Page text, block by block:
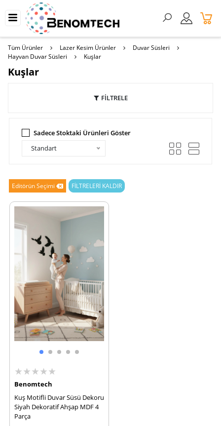
Tüm Ürünler Lazer Kesim Ürünler
Duvar Süsleri
Hayvan Duvar Süsleri
Kuşlar
Kuşlar
FİLTRELE
Sadece Stoktaki Ürünleri Göster
Standart
Editörün Seçimi FİLTRELERİ KALDIR
★★★★★
Benomtech
Kuş Motifli Duvar Süsü Dekoru
Siyah Dekoratif Ahşap MDF 4
Parça